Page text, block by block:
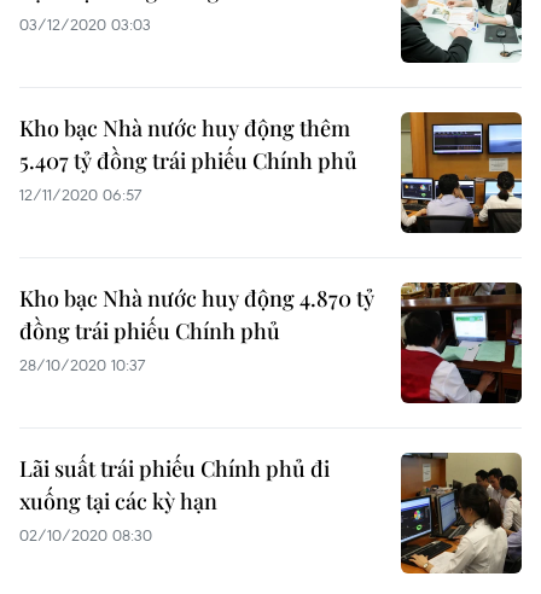
03/12/2020 03:03
Kho bạc Nhà nước huy động thêm
5.407 tỷ đồng trái phiếu Chính phủ
12/11/2020 06:57
Kho bạc Nhà nước huy động 4.870 tỷ
đồng trái phiếu Chính phủ
28/10/2020 10:37
Lãi suất trái phiếu Chính phủ đi
xuống tại các kỳ hạn
02/10/2020 08:30